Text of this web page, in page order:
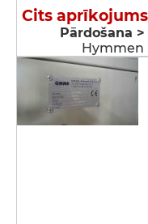
Cits
Pārdošana
Hymmen